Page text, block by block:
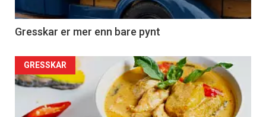
Gresskar er mer enn bare pynt
GRESSKAR